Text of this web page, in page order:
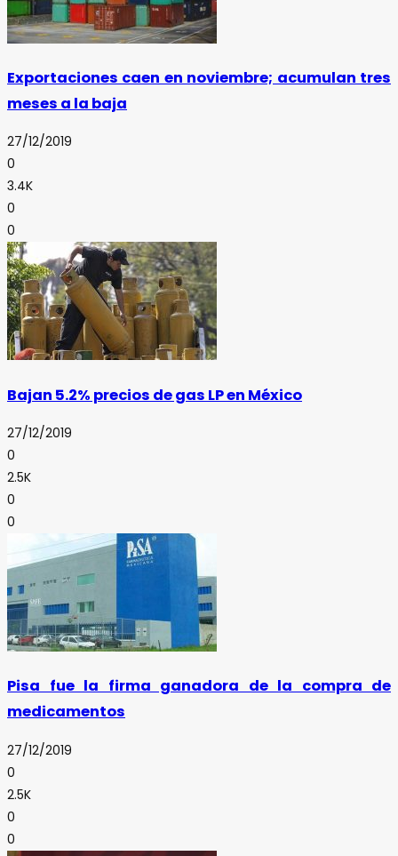
Exportaciones caen en noviembre; acumulan tres
meses a la baja
27/12/2019
0
3.4K
0
0
Bajan 5.2% precios de gas LP en México
27/12/2019
0
2.5K
0
0
Pisa fue la firma ganadora de la compra de
medicamentos
27/12/2019
0
2.5K
0
0